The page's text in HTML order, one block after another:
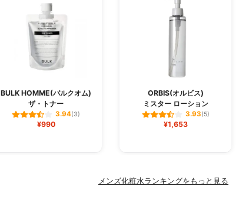
BULK HOMME(バルクオム)
ザ・トナー
3.94(3)
¥990
ORBIS(オルビス)
ミスター ローション
3.93(5)
¥1,653
メンズ化粧水ランキングをもっと見る